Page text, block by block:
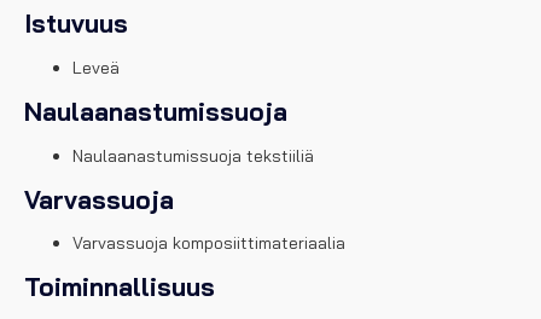
Istuvuus
Leveä
Naulaanastumissuoja
Naulaanastumissuoja tekstiiliä
Varvassuoja
Varvassuoja komposiittimateriaalia
Toiminnallisuus